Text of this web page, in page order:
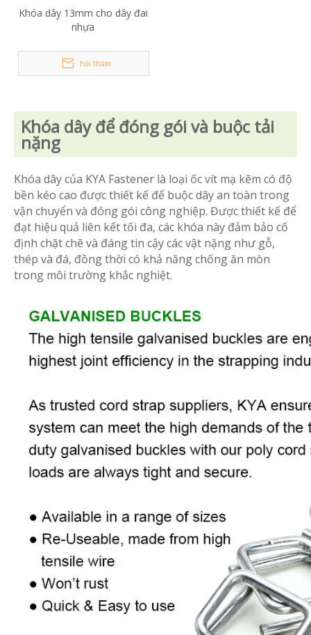
Khóa dây 13mm cho dây đai
nhựa
hỏi thăm
Khóa dây để đóng gói và buộc tải
nặng
Khóa dây của KYA Fastener là loại ốc vít mạ kẽm có độ
bền kéo cao được thiết kế để buộc dây an toàn trong
vận chuyển và đóng gói công nghiệp. Được thiết kế để
đạt hiệu quả liên kết tối đa, các khóa này đảm bảo cố
định chặt chẽ và đáng tin cậy các vật nặng như gỗ,
thép và đá, đồng thời có khả năng chống ăn mòn
trong môi trường khắc nghiệt.